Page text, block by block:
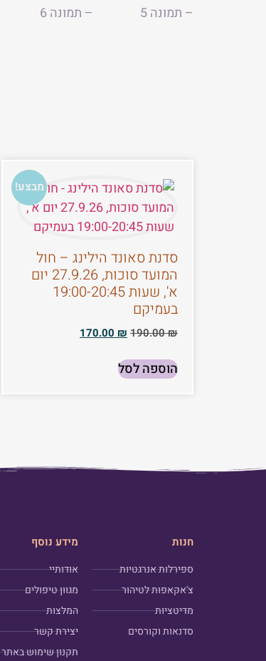
מבצע!
סדנת סאונד הילינג – חול
המועד סוכות, 27.9.26 יום
א', שעות 19:00-20:45
בעמיקם
190.00₪
170.00 ₪
הוספה לסל
חנות
ספירלות אנרגטיות
צ'אקאפות לטיהור
מדיטציות
סדנאות וקורסים
מידע נוסף
אודותיי
מגוון טיפולים
המלצות
יצירת קשר
תקנון שימוש באתר